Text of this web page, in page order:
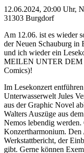
12.06.2024, 20:00 Uhr,
31303 Burgdorf
Am 12.06. ist es wieder
der Neuen Schauburg in
und ich wieder ein
MEILEN UNTER DEM
Comics)!
Im Lesekonzert
Unterwasserwelt Jules
aus der Graphic Novel
Walters Auszüge aus
Nemos lebendig
Konzertharmonium. Den
Werkstattbericht, der
gibt. Gerne können